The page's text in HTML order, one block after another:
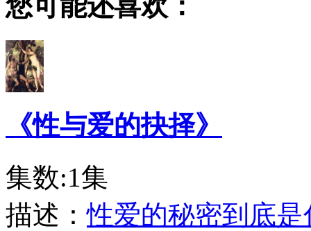
您可能还喜欢：
《性与爱的抉择》
集数:1集
描述：性爱的秘密到底是